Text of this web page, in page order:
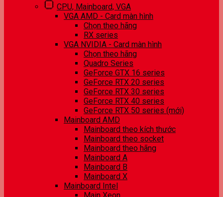
CPU, Mainboard, VGA
VGA AMD - Card màn hình
Chọn theo hãng
RX series
VGA NVIDIA - Card màn hình
Chọn theo hãng
Quadro Series
GeForce GTX 16 series
GeForce RTX 20 series
GeForce RTX 30 series
GeForce RTX 40 series
GeForce RTX 50 series (mới)
Mainboard AMD
Mainboard theo kích thước
Mainboard theo socket
Mainboard theo hãng
Mainboard A
Mainboard B
Mainboard X
Mainboard Intel